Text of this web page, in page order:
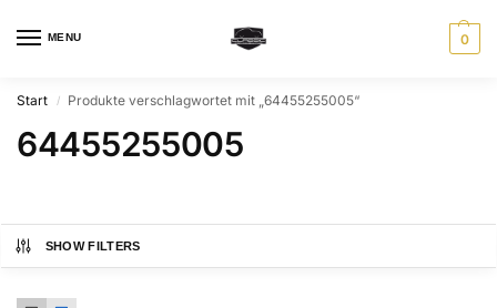
MENU 0
Start / Produkte verschlagwortet mit „64455255005“
64455255005
SHOW FILTERS